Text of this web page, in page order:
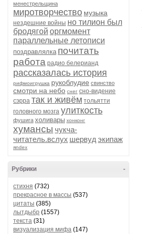
менестрельщина
миротворчество музыка
нездешние войны но тилион был
бродягой оргмомент
параллельные летописи
поздравлялка почитать
работа радио белерианд
рассказалась история
рифмоигрушка рукоблудие свинство
смотри на небо снег сно-видение
сэрра так и живём тольятти
головного мозга улиткость
фушига холивары хонконг
хумансы чукча-
читатель.вслух шервуд экипаж
яndex
-
Рубрики
стихня (732)
прекрасное в массы (537)
цитаты (385)
лытдыбр (1557)
текста (31)
визуализация мифа (147)